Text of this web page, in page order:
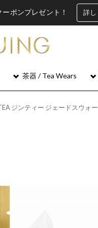
ポンプレゼント！ 詳し
茶器 / Tea Wears
ジンティー ジェードスウォ